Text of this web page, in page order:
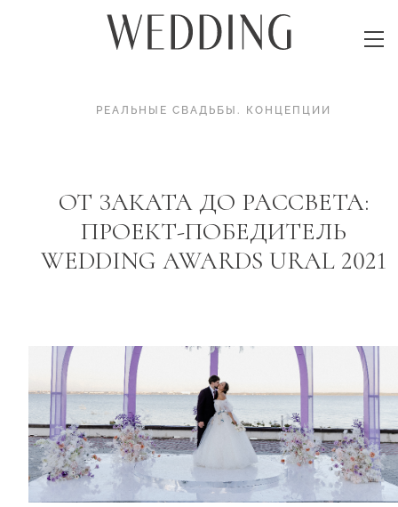
РЕАЛЬНЫЕ СВАДЬБЫ . КОНЦЕПЦИИ
ОТ ЗАКАТА ДО РАССВЕТА:
ПРОЕКТ-ПОБЕДИТЕЛЬ
WEDDING AWARDS URAL 2021